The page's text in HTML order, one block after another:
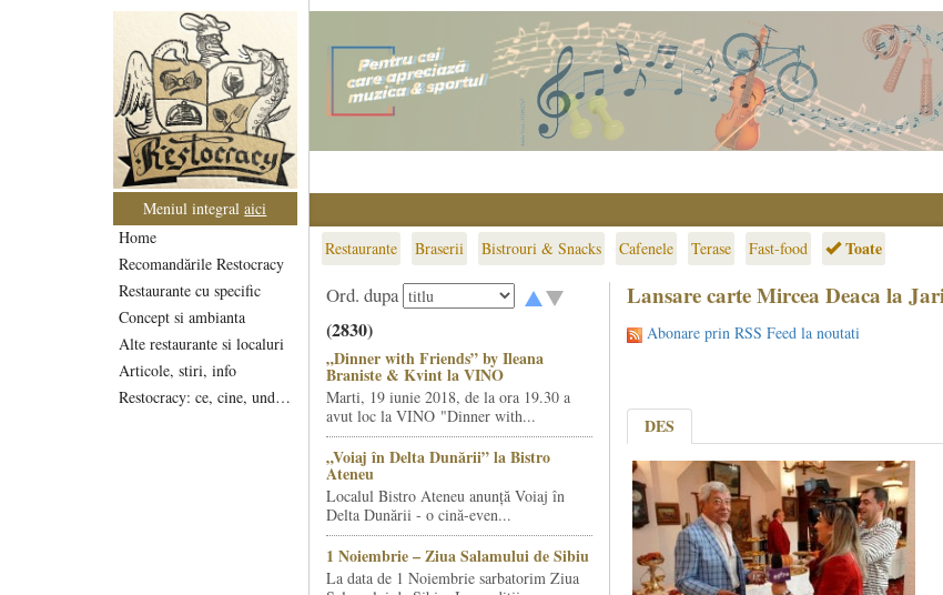
Meniul integralaici
Home
Recomandările Restocracy
Restaurante cu specific
Concept si ambianta
Alte restaurante si localuri
Articole, stiri, info
Restocracy: ce, cine, unde...
Restaurante Braserii Bistrouri & Snacks Cafenele Terase Fast-food Toate
Ord. dupa
(2830)
„Dinner with Friends” by Ileana
Braniste & Kvint la VINO
Marti, 19 iunie 2018, de la ora 19.30 a
avut loc la VINO "Dinner with...
„Voiaj în Delta Dunării” la Bistro
Ateneu
Localul Bistro Ateneu anunță Voiaj în
Delta Dunării - o cină-even...
1 Noiembrie – Ziua Salamului de Sibiu
La data de 1 Noiembrie sarbatorim Ziua
Lansare carte Mircea Deaca la
Abonare prin RSS Feed la noutati
DES